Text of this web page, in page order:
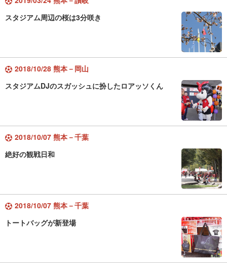
スタジアム周辺の桜は3分咲き
2018/10/28 熊本－岡山
スタジアムDJのスガッシュに扮したロアッソくん
2018/10/07 熊本－千葉
絶好の観戦日和
2018/10/07 熊本－千葉
トートバッグが新登場